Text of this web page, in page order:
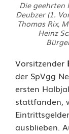
s
d
t
/
Die geehrten
Deubzer (1.
Thomas Rix,
Heinz
Vorsitzender
der SpVgg
ersten
stattfanden,
ausblieben.